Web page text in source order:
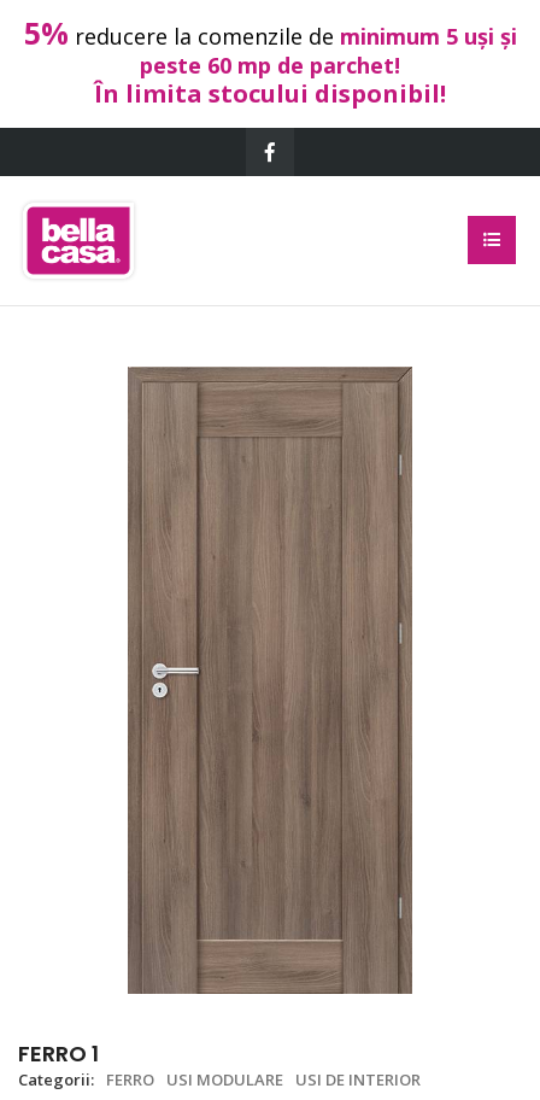
5% reducere la comenzile de minimum 5 uși și
peste 60 mp de parchet!
În limita stocului disponibil!
FERRO 1
Categorii: FERRO USI MODULARE USI DE INTERIOR